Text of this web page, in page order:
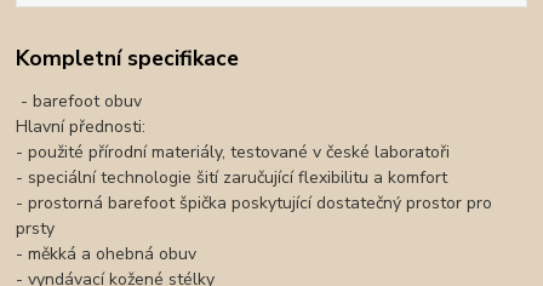
Kompletní specifikace
- barefoot obuv
Hlavní přednosti:
- použité přírodní materiály, testované v české laboratoři
- speciální technologie šití zaručující flexibilitu a komfort
- prostorná barefoot špička poskytující dostatečný prostor pro
prsty
- měkká a ohebná obuv
- vyndávací kožené stélky